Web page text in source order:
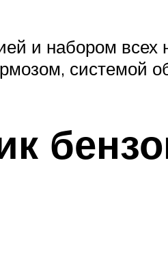
и набором
системой